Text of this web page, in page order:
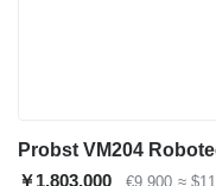
Probst VM204
￥1,803,000
€9,900 ≈